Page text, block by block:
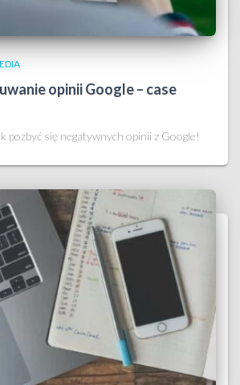
opinii Google – case
pozbyć się negatywnych opinii z Google!